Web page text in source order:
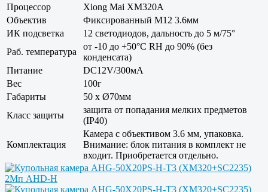
Процессор
Xiong Mai XM320A
Объектив
Фиксированный M12 3.6мм
ИК подсветка
12 светодиодов, дальность до 5 м/75°
Раб. температура
от -10 до +50°С RH до 90% (без
конденсата)
Питание
DC12V/300мА
Вес
100г
Габариты
50 x Ø70мм
Класс защиты
защита от попадания мелких предметов
(IP40)
Комплектация
Камера с объективом 3.6 мм, упаковка.
Внимание: блок питания в комплект не
входит. Приобретается отдельно.